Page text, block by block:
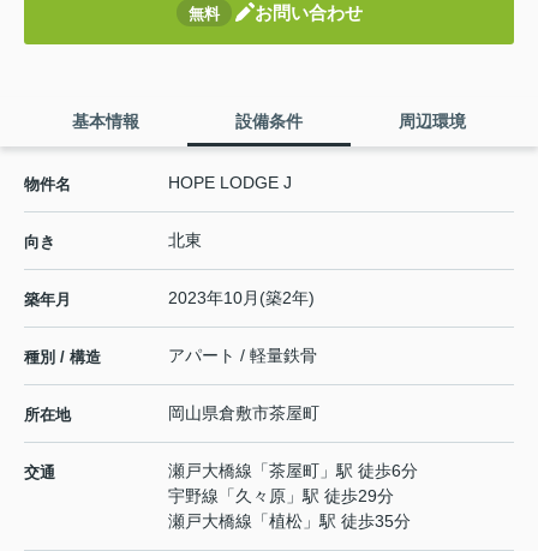
無料 お問い合わせ
基本情報 設備条件 周辺環境
物件名 HOPE LODGE J
向き 北東
築年月 2023年10月(築2年)
種別 / 構造 アパート / 軽量鉄骨
所在地 岡山県倉敷市茶屋町
交通 瀬戸大橋線 「茶屋町 」駅 徒歩6分
宇野線 「久々原 」駅 徒歩29分
瀬戸大橋線 「植松 」駅 徒歩35分